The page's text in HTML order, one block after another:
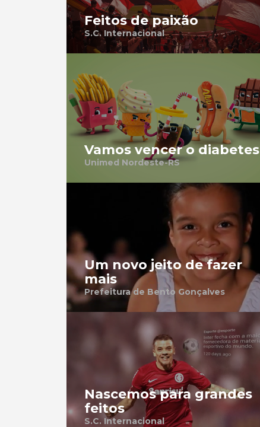
Feitos de paixão
S.C. Internacional
Vamos vencer o diabetes
Unimed Nordeste-RS
Um novo jeito de fazer
mais
Prefeitura de Bento Gonçalves
Nascemos para grandes
feitos
S.C. Internacional